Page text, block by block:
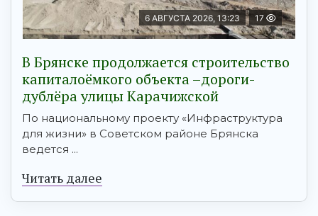
6 АВГУСТА 2026, 13:23 17
В Брянске продолжается строительство
капиталоёмкого объекта –дороги-
дублёра улицы Карачижской
По национальному проекту «Инфраструктура
для жизни» в Советском районе Брянска
ведется ...
Читать далее